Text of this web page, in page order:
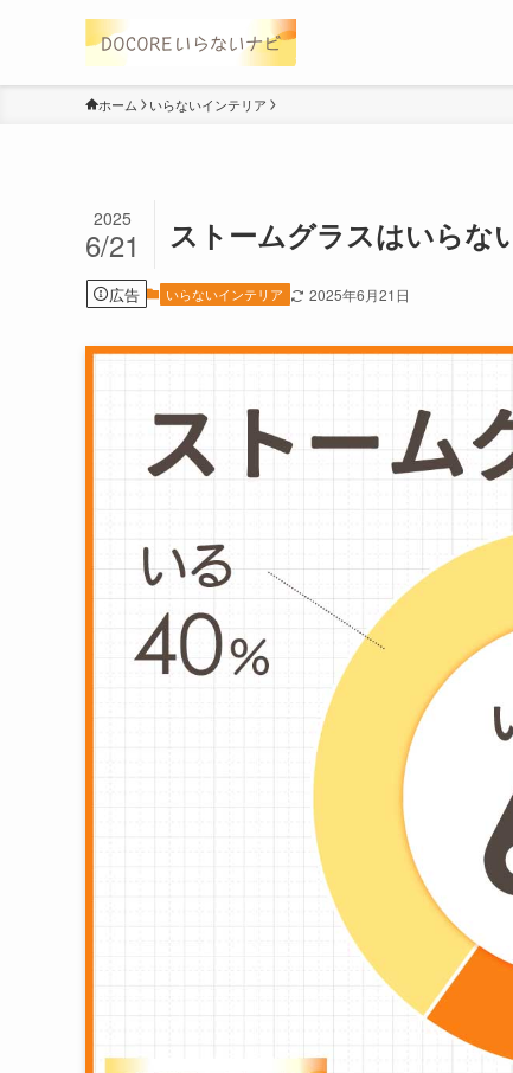
ホーム いらないインテリア
ストームグラスはいらな
2025
6/21
広告 いらないインテリア 2025年6月21日